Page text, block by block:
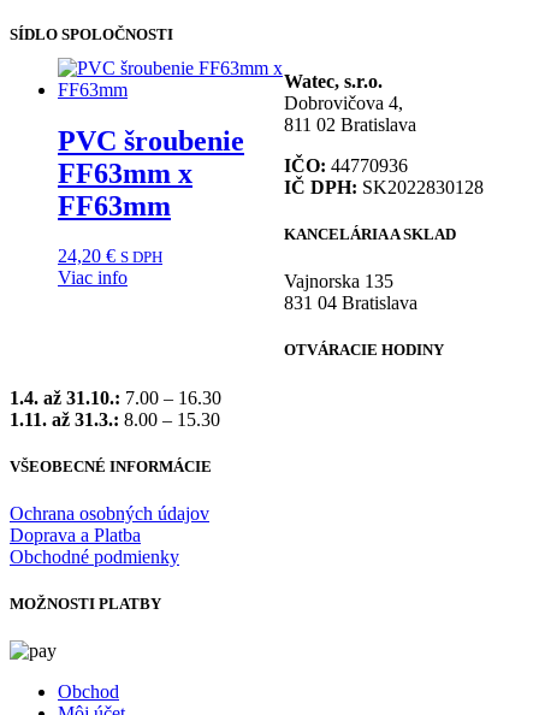
PVC šroubenie
FF63mm x
FF63mm
24,20 € S DPH
Viac info
SÍDLO SPOLOČNOSTI
Watec, s.r.o.
Dobrovičova 4,
811 02 Bratislava
IČO: 44770936
IČ DPH: SK2022830128
KANCELÁRIA A SKLAD
Vajnorska 135
831 04 Bratislava
OTVÁRACIE HODINY
1.4. až 31.10.: 7.00 – 16.30
1.11. až 31.3.: 8.00 – 15.30
VŠEOBECNÉ INFORMÁCIE
Ochrana osobných údajov
Doprava a Platba
Obchodné podmienky
MOŽNOSTI PLATBY
Obchod